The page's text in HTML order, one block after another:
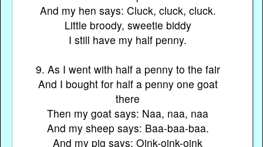
And my hen says: Cluck, cluck, cluck.
Little broody, sweetie biddy
I still have my half penny.
9. As I went with half a penny to the fair
And I bought for half a penny one goat
there
Then my goat says: Naa, naa, naa
And my sheep says: Baa-baa-baa.
And my pig says: Oink-oink-oink